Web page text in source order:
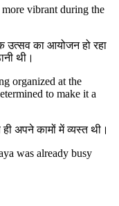
vibrant during the
उत्सव का आयोजन हो रहा
थी।
organized at the
to make it a
अपने कामों में व्यस्त थी।
was already busy